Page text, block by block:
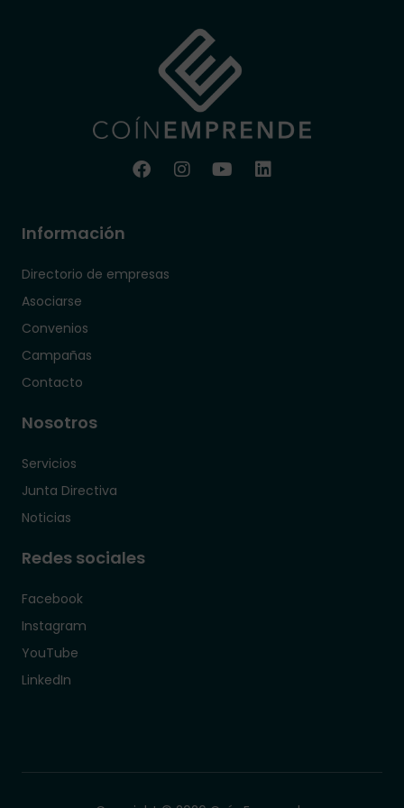
Información
Directorio de empresas
Asociarse
Convenios
Campañas
Contacto
Nosotros
Servicios
Junta Directiva
Noticias
Redes sociales
Facebook
Instagram
YouTube
LinkedIn